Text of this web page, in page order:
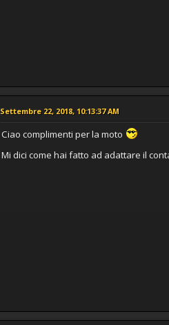
Settembre 22, 2018, 10:13:37 AM
Ciao complimenti per la moto
Mi dici come hai fatto ad adattare il